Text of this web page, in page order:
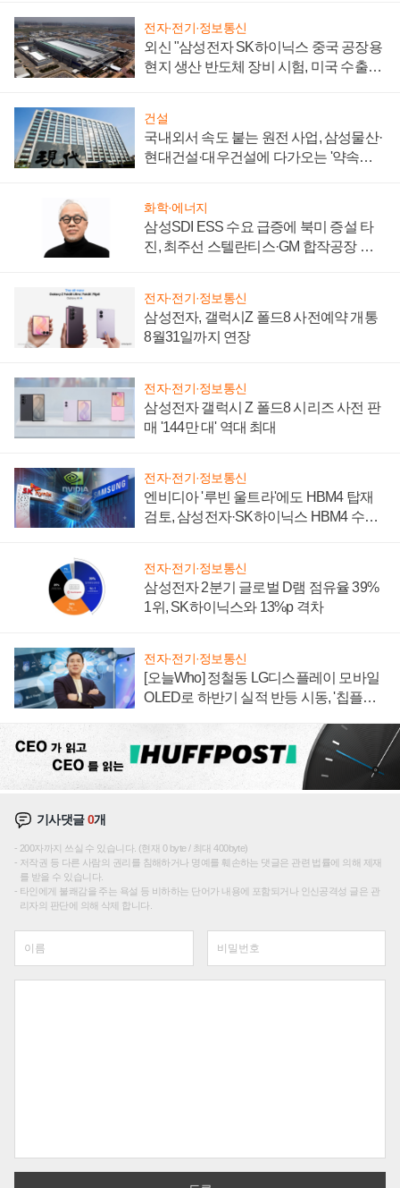
전자·전기·정보통신
외신 "삼성전자 SK하이닉스 중국 공장용
현지 생산 반도체 장비 시험, 미국 수출통
건설
국내외서 속도 붙는 원전 사업, 삼성물산·
현대건설·대우건설에 다가오는 '약속의
화학·에너지
삼성SDI ESS 수요 급증에 북미 증설 타
진, 최주선 스텔란티스·GM 합작공장 건
전자·전기·정보통신
삼성전자, 갤럭시Z 폴드8 사전예약 개통
8월31일까지 연장
전자·전기·정보통신
삼성전자 갤럭시 Z 폴드8 시리즈 사전 판
매 '144만 대' 역대 최대
전자·전기·정보통신
엔비디아 '루빈 울트라'에도 HBM4 탑재
검토, 삼성전자·SK하이닉스 HBM4 수율
전자·전기·정보통신
삼성전자 2분기 글로벌 D램 점유율 39%
1위, SK하이닉스와 13%p 격차
전자·전기·정보통신
[오늘Who] 정철동 LG디스플레이 모바일
OLED로 하반기 실적 반등 시동, '칩플레
기사댓글0개
200자까지 쓰실 수 있습니다. (현재 0 byte / 최대 400byte)
저작권 등 다른 사람의 권리를 침해하거나 명예를 훼손하는 댓글은 관련 법률에 의해 제재
를 받을 수 있습니다.
타인에게 불쾌감을 주는 욕설 등 비하하는 단어가 내용에 포함되거나 인신공격성 글은 관
리자의 판단에 의해 삭제 합니다.